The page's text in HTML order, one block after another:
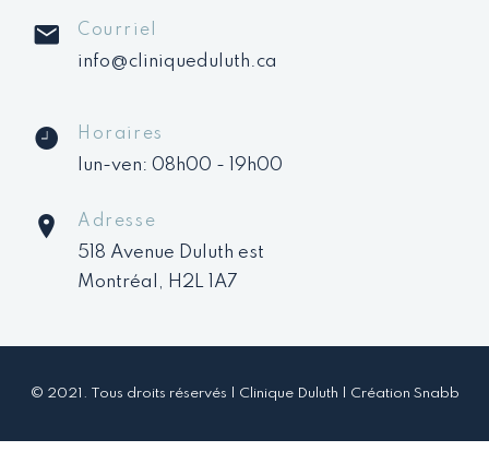
Courriel
info@cliniqueduluth.ca
Horaires
lun-ven: 08h00 - 19h00
Adresse
518 Avenue Duluth est
Montréal, H2L 1A7
© 2021. Tous droits réservés | Clinique Duluth | Création Snabb